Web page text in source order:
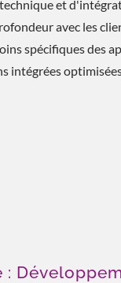
et
avec les
spécifiques des
intégrées
: